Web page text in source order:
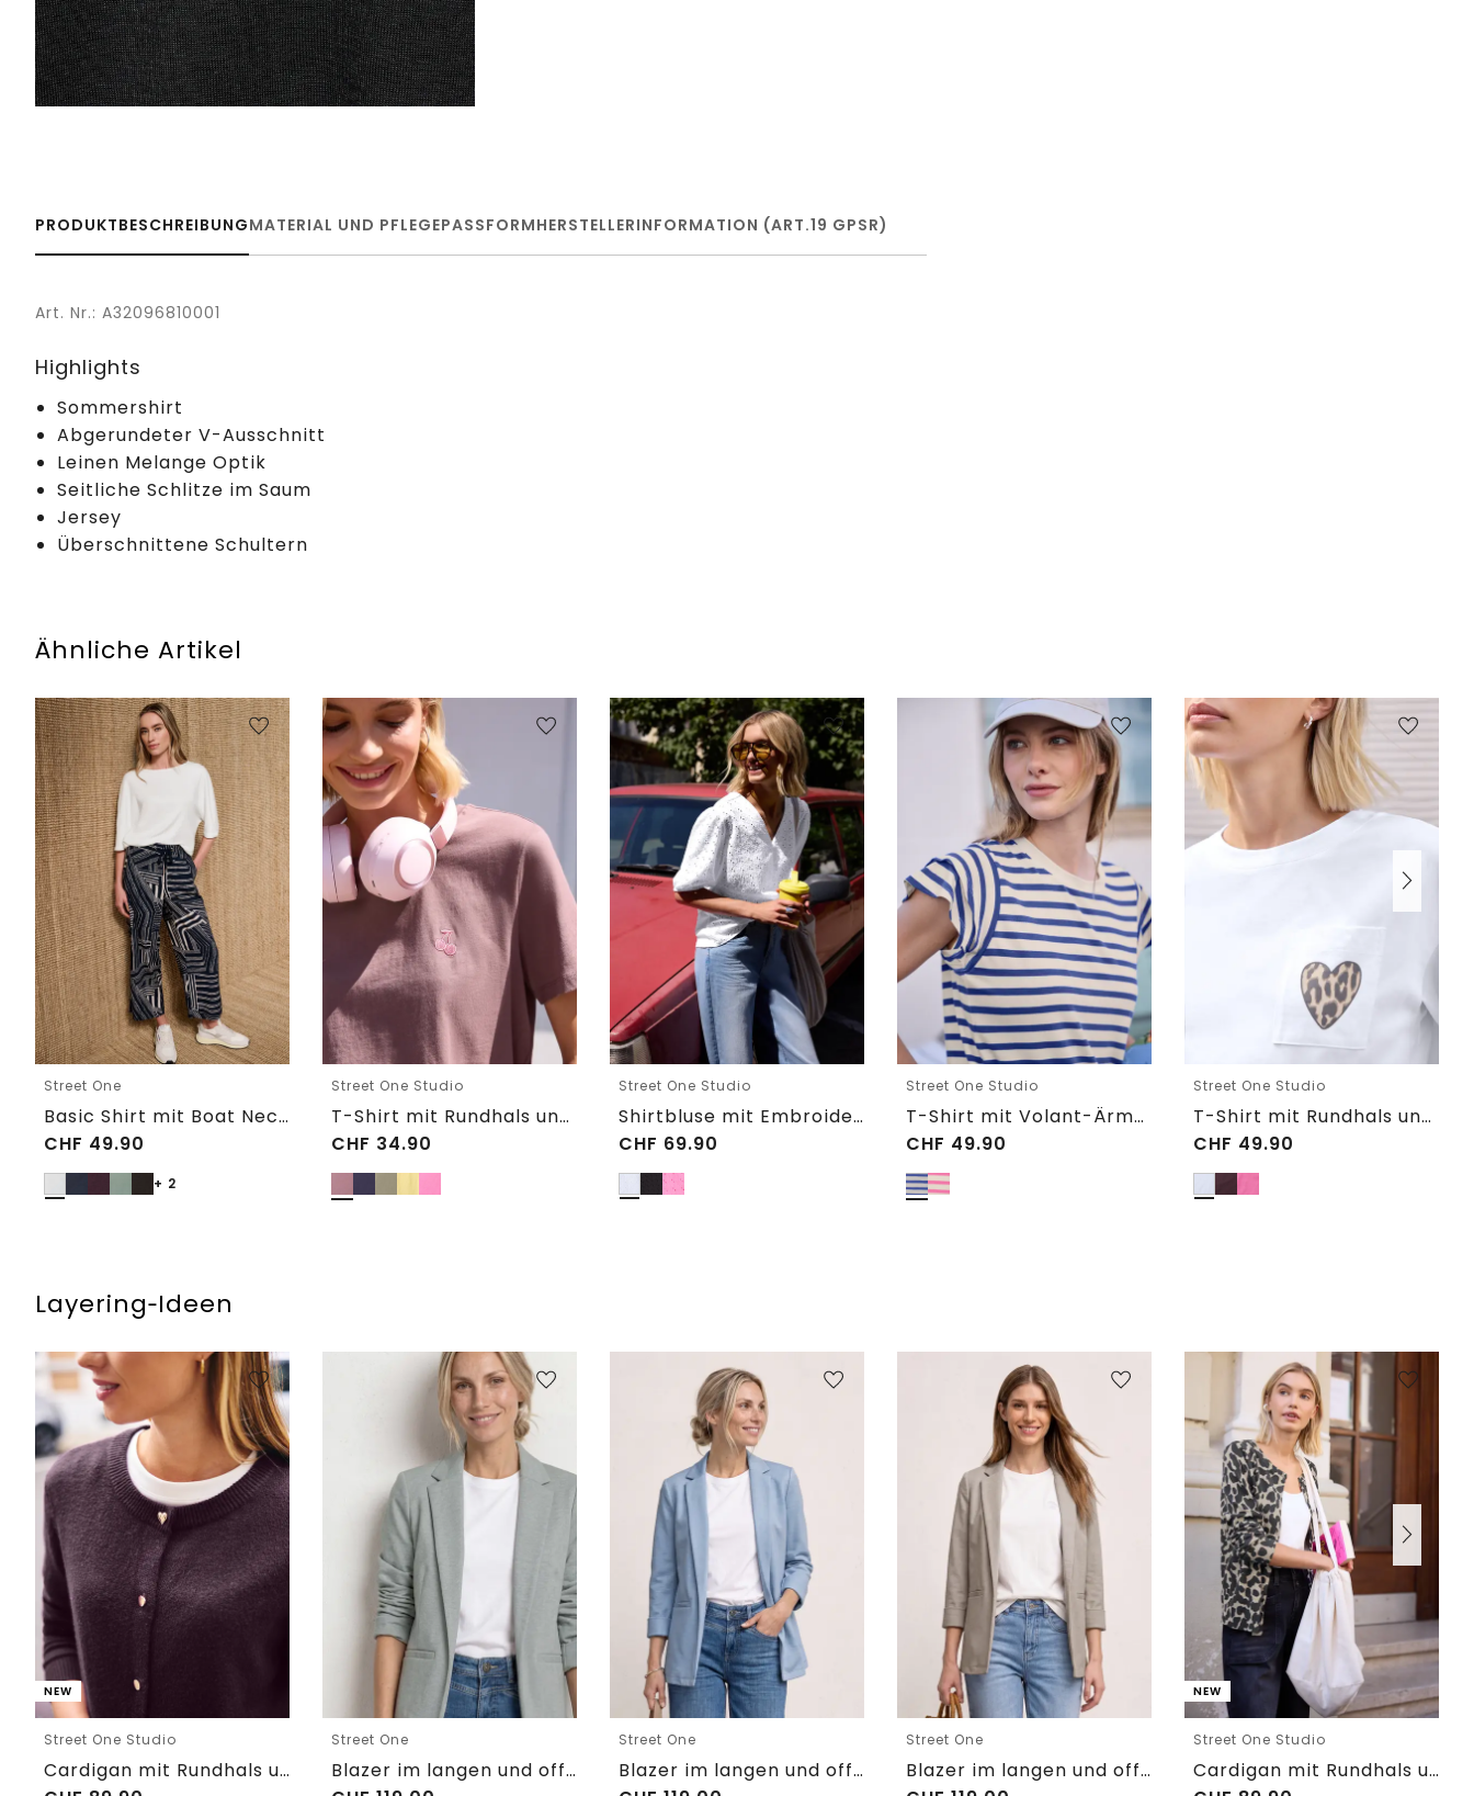
PRODUKTBESCHREIBUNGMATERIAL UND PFLEGEPASSFORMHERSTELLERINFORMATION (ART.19 GPSR)
Art. Nr.: A32096810001
Highlights
Sommershirt
Abgerundeter V-Ausschnitt
Leinen Melange Optik
Seitliche Schlitze im Saum
Jersey
Überschnittene Schultern
Ähnliche Artikel
Street One
Basic Shirt mit Boat Neck und Elastikbund
CHF 49.90
+ 2
Street One Studio
T-Shirt mit Rundhals und Embroidery-Detail
CHF 34.90
Street One Studio
Shirtbluse mit Embroidery-Front
CHF 69.90
Street One Studio
T-Shirt mit Volant-Ärmeln und Print
CHF 49.90
Street One Studio
T-Shirt mit Rundhals und Brusttasche
CHF 49.90
Layering‑Ideen
NEW
Street One Studio
Cardigan mit Rundhals und Knöpfen
Street One
Blazer im langen und offenen Schnitt
Street One
Blazer im langen und offenen Schnitt
Street One
Blazer im langen und offenen Schnitt
NEW
Street One Studio
Cardigan mit Rundhals und Print